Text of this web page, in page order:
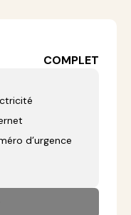
COMPLET
d’urgence